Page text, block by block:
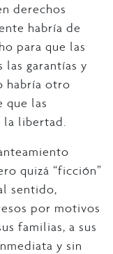
derechos
habría de
para que las
las garantías y
habría otro
que las
la libertad.
quizá “ficción”
sentido,
por motivos
familias, a sus
y sin